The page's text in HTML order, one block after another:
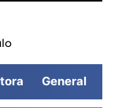
General